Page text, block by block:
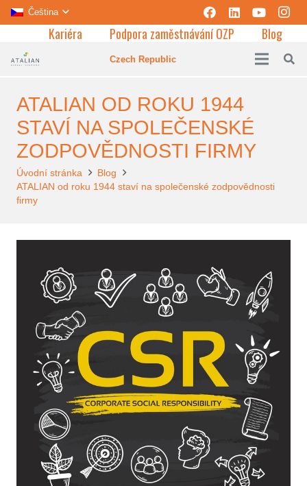
Čeština
Kariéra Podpora zaměstnávání OZP Blog
Czech Republic
ATALIAN OD ROKU 1944
STAVÍ NA SPOLEČENSKÉ
ZODPOVĚDNOSTI FIRMY
Úvodní stránka
Blog
ATALIAN od roku 1944 staví na společenské zodpovědnosti
firmy